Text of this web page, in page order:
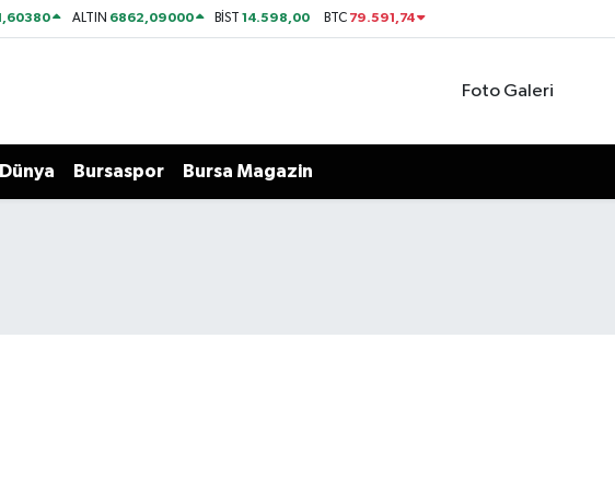
ALTIN 6862,09000 BİST14.598,00 BTC 79.591,74
Foto Galeri
Dünya Bursaspor Bursa Magazin